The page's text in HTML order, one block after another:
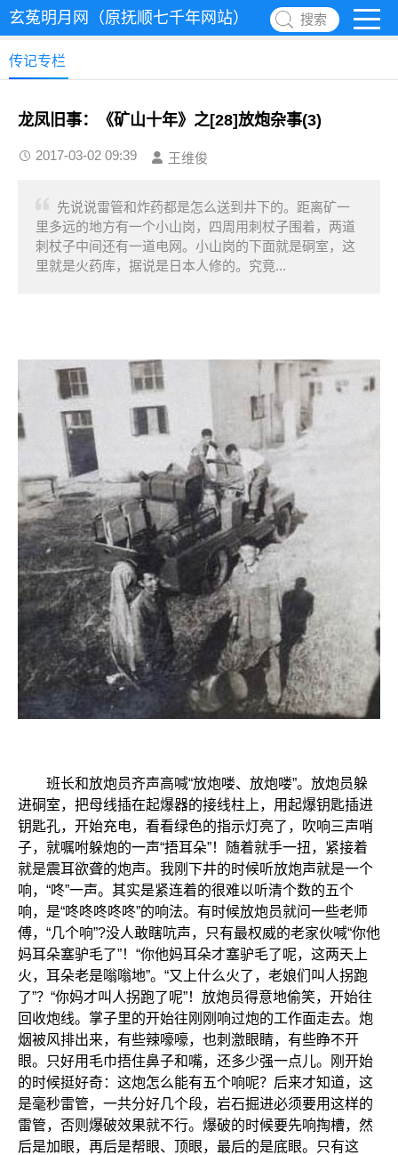
玄菟明月网（原抚顺七千年网站） 搜索
传记专栏
龙凤旧事：《矿山十年》之[28]放炮杂事(3)
2017-03-02 09:39 王维俊
先说说雷管和炸药都是怎么送到井下的。距离矿一
里多远的地方有一个小山岗，四周用刺杖子围着，两道
刺杖子中间还有一道电网。小山岗的下面就是硐室，这
里就是火药库，据说是日本人修的。究竟...
班长和放炮员齐声高喊“放炮喽、放炮喽”。放炮员躲
进硐室，把母线插在起爆器的接线柱上，用起爆钥匙插进
钥匙孔，开始充电，看看绿色的指示灯亮了，吹响三声哨
子，就嘱咐躲炮的一声“捂耳朵”！随着就手一扭，紧接着
就是震耳欲聋的炮声。我刚下井的时候听放炮声就是一个
响，“咚”一声。其实是紧连着的很难以听清个数的五个
响，是“咚咚咚咚咚”的响法。有时候放炮员就问一些老师
傅，“几个响”?没人敢瞎吭声，只有最权威的老家伙喊“你他
妈耳朵塞驴毛了”！“你他妈耳朵才塞驴毛了呢，这两天上
火，耳朵老是嗡嗡地”。“又上什么火了，老娘们叫人拐跑
了”？“你妈才叫人拐跑了呢”！放炮员得意地偷笑，开始往
回收炮线。掌子里的开始往刚刚响过炮的工作面走去。炮
烟被风排出来，有些辣嚎嚎，也刺激眼睛，有些睁不开
眼。只好用毛巾捂住鼻子和嘴，还多少强一点儿。刚开始
的时候挺好奇：这炮怎么能有五个响呢？后来才知道，这
是毫秒雷管，一共分好几个段，岩石掘进必须要用这样的
雷管，否则爆破效果就不行。爆破的时候要先响掏槽，然
后是加眼，再后是帮眼、顶眼，最后的是底眼。只有这